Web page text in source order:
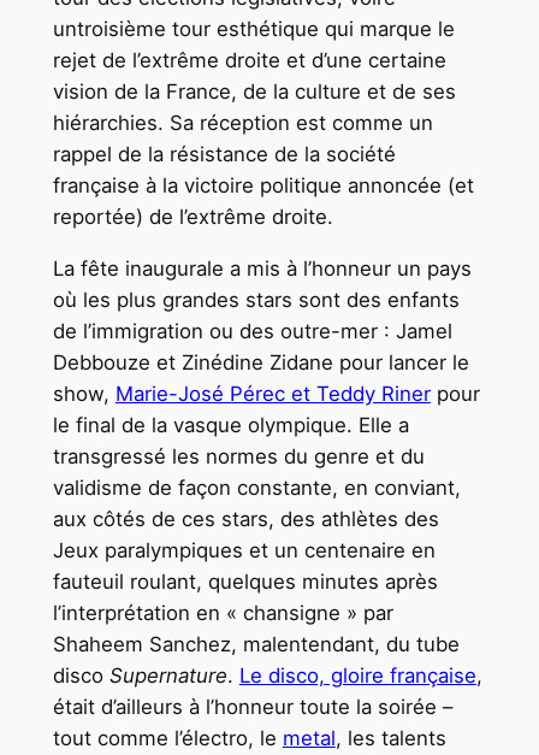
untroisième tour esthétique qui marque le
rejet de l’extrême droite et d’une certaine
vision de la France, de la culture et de ses
hiérarchies. Sa réception est comme un
rappel de la résistance de la société
française à la victoire politique annoncée (et
reportée) de l’extrême droite.
La fête inaugurale a mis à l’honneur un pays
où les plus grandes stars sont des enfants
de l’immigration ou des outre-mer : Jamel
Debbouze et Zinédine Zidane pour lancer le
show, Marie-José Pérec et Teddy Rinerpour
le final de la vasque olympique. Elle a
transgressé les normes du genre et du
validisme de façon constante, en conviant,
aux côtés de ces stars, des athlètes des
Jeux paralympiques et un centenaire en
fauteuil roulant, quelques minutes après
l’interprétation en « chansigne » par
Shaheem Sanchez, malentendant, du tube
disco Supernature. Le disco, gloire française,
était d’ailleurs à l’honneur toute la soirée –
tout comme l’électro, le metal, les talents